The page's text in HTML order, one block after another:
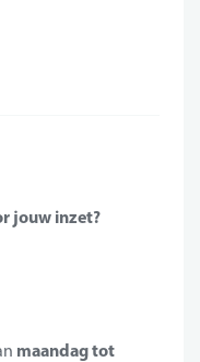
jouw inzet?
maandag tot